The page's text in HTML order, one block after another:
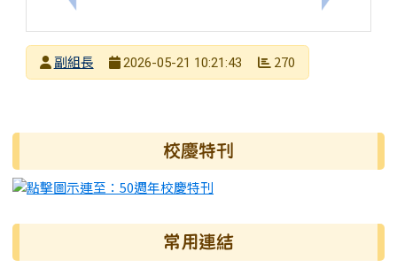
發布者
副組長
2026-05-21 10:21:43 270
右邊區域內容 校慶特刊
常用連結